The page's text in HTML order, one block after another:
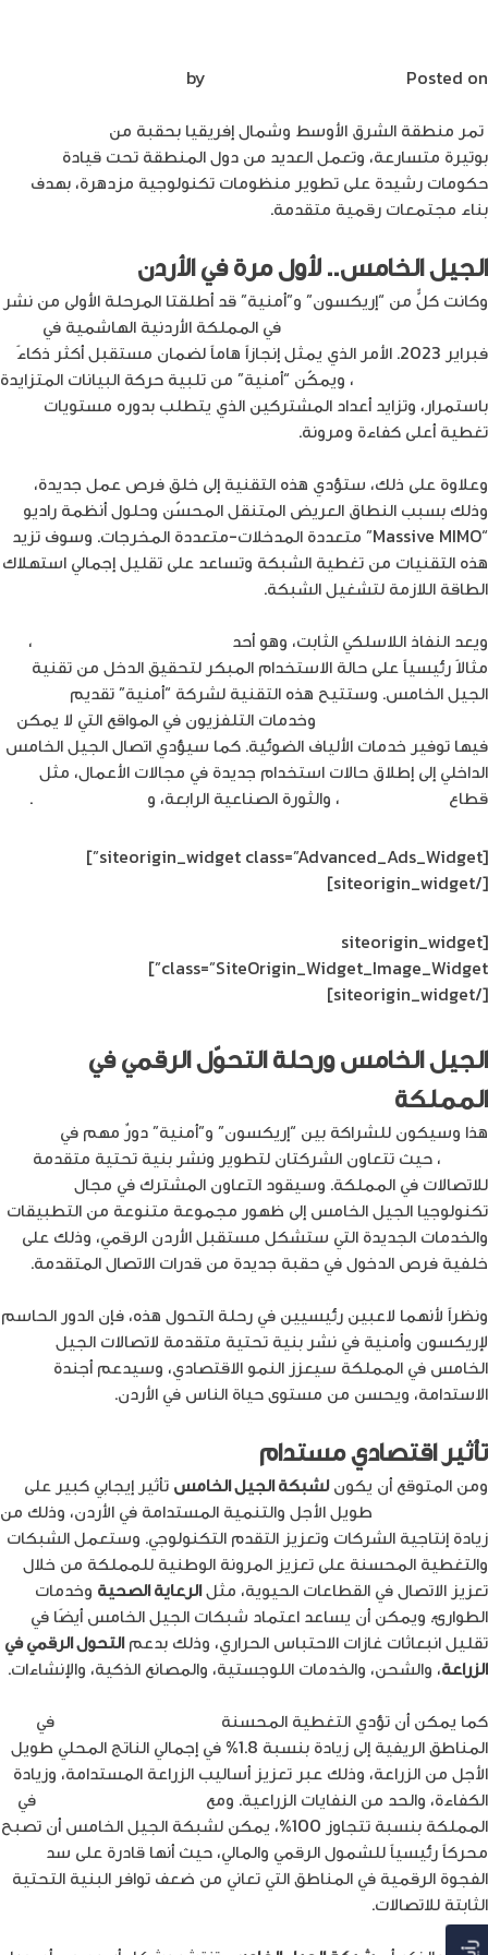
أمازونPosted on
تمر منطقة الشرق الأوسط وشمال إفريقيا بحقبة من
بوتيرة متسارعة، وتعمل العديد من دول المنطقة تحت قيادة
حكومات رشيدة على تطوير منظومات تكنولوجية مزدهرة، بهدف
بناء مجتمعات رقمية متقدمة.
الجيل الخامس.. لأول مرة في الأردن
وكانت كلٌّ من “إريكسون” و”أمنية” قد أطلقتا المرحلة الأولى من نشر
في المملكة الأردنية الهاشمية في
فبراير 2023. الأمر الذي يمثل إنجازاً هاماً لضمان مستقبل أكثر ذكاءً
، ويمكّن “أمنية” من تلبية حركة البيانات المتزايدة
باستمرار، وتزايد أعداد المشتركين الذي يتطلب بدوره مستويات
تغطية أعلى كفاءة ومرونة.
وعلاوة على ذلك، ستؤدي هذه التقنية إلى خلق فرص عمل جديدة،
وذلك بسبب النطاق العريض المتنقل المحسّن وحلول أنظمة راديو
“Massive MIMO” متعددة المدخلات-متعددة المخرجات. وسوف تزيد
هذه التقنيات من تغطية الشبكة وتساعد على تقليل إجمالي استهلاك
الطاقة اللازمة لتشغيل الشبكة.
ويعد النفاذ اللاسلكي الثابت، وهو أحد
،
مثالاً رئيسياً على حالة الاستخدام المبكر لتحقيق الدخل من تقنية
الجيل الخامس. وستتيح هذه التقنية لشركة “أمنية” تقديم
وخدمات التلفزيون في المواقع التي لا يمكن
فيها توفير خدمات الألياف الضوئية. كما سيؤدي اتصال الجيل الخامس
الداخلي إلى إطلاق حالات استخدام جديدة في مجالات الأعمال، مثل
قطاع
، والثورة الصناعية الرابعة، و .
[siteorigin_widget class=”Advanced_Ads_Widget”]
[/siteorigin_widget]
[siteorigin_widget
class=”SiteOrigin_Widget_Image_Widget”]
[/siteorigin_widget]
الجيل الخامس ورحلة التحوّل الرقمي في
المملكة
هذا وسيكون للشراكة بين “إريكسون” و”أمنية” دورٌ مهم في
، حيث تتعاون الشركتان لتطوير ونشر بنية تحتية متقدمة
للاتصالات في المملكة. وسيقود التعاون المشترك في مجال
تكنولوجيا الجيل الخامس إلى ظهور مجموعة متنوعة من التطبيقات
والخدمات الجديدة التي ستشكل مستقبل الأردن الرقمي، وذلك على
خلفية فرص الدخول في حقبة جديدة من قدرات الاتصال المتقدمة.
ونظراً لأنهما لاعبين رئيسيين في رحلة التحول هذه، فإن الدور الحاسم
لإريكسون وأمنية في نشر بنية تحتية متقدمة لاتصالات الجيل
الخامس في المملكة سيعزز النمو الاقتصادي، وسيدعم أجندة
الاستدامة، ويحسن من مستوى حياة الناس في الأردن.
تأثير اقتصادي مستدام
ومن المتوقع أن يكونلشبكة الجيل الخامس تأثير إيجابي كبير على
طويل الأجل والتنمية المستدامة في الأردن، وذلك من
زيادة إنتاجية الشركات وتعزيز التقدم التكنولوجي. وستعمل الشبكات
والتغطية المحسنة على تعزيز المرونة الوطنية للمملكة من خلال
تعزيز الاتصال في القطاعات الحيوية، مثلالرعاية الصحية وخدمات
الطوارئ. ويمكن أن يساعد اعتماد شبكات الجيل الخامس أيضًا في
تقليل انبعاثات غازات الاحتباس الحراري، وذلك بدعمالتحول الرقمي في
الزراعة، والشحن، والخدمات اللوجستية، والمصانع الذكية، والإنشاءات.
كما يمكن أن تؤدي التغطية المحسنة
في
المناطق الريفية إلى زيادة بنسبة 1.8% في إجمالي الناتج المحلي طويل
الأجل من الزراعة، وذلك عبر تعزيز أساليب الزراعة المستدامة، وزيادة
الكفاءة، والحد من النفايات الزراعية. ومع
في
المملكة بنسبة تتجاوز 100%، يمكن لشبكة الجيل الخامس أن تصبح
محركاً رئيسياً للشمول الرقمي والمالي، حيث أنها قادرة على سد
الفجوة الرقمية في المناطق التي تعاني من ضعف توافر البنية التحتية
الثابتة للاتصالات.